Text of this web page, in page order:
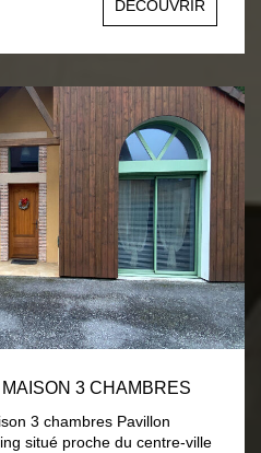
DÉCOUVRIR
3 CHAMBRES
3 chambres Pavillon
situé proche du centre-ville